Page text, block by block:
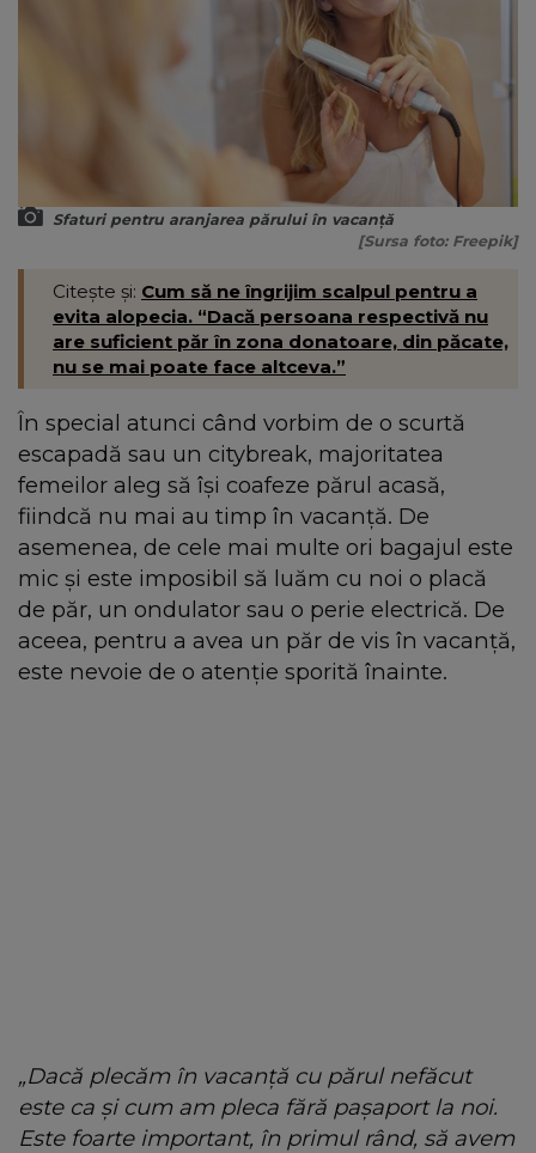
Sfaturi pentru aranjarea părului în vacanță
[Sursa foto: Freepik]
Citește și: Cum să ne îngrijim scalpul pentru a
evita alopecia. “Dacă persoana respectivă nu
are suficient păr în zona donatoare, din păcate,
nu se mai poate face altceva.”
În special atunci când vorbim de o scurtă
escapadă sau un citybreak, majoritatea
femeilor aleg să își coafeze părul acasă,
fiindcă nu mai au timp în vacanță. De
asemenea, de cele mai multe ori bagajul este
mic și este imposibil să luăm cu noi o placă
de păr, un ondulator sau o perie electrică. De
aceea, pentru a avea un păr de vis în vacanță,
este nevoie de o atenție sporită înainte.
„Dacă plecăm în vacanță cu părul nefăcut
este ca și cum am pleca fără pașaport la noi.
Este foarte important, în primul rând, să avem